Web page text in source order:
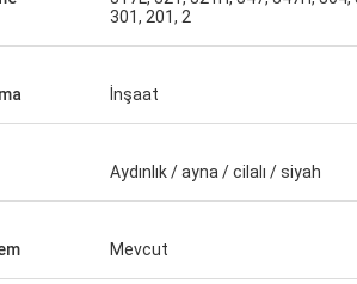
301, 201, 2
İnşaat
Aydınlık / ayna / cilalı / siyah
Mevcut